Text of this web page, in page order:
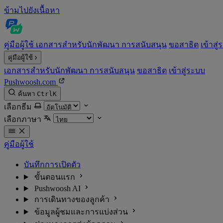
ข้ามไปยังเนื้อหา
คู่มือผู้ใช้ เอกสารสำหรับนักพัฒนา การสนับสนุน ขอสาธิต เข้าสู่
คู่มือผู้ใช้
เอกสารสำหรับนักพัฒนา การสนับสนุน ขอสาธิต เข้าสู่ระบบ
Pushwoosh.com
ค้นหา CtrlK
เลือกธีม
เลือกภาษา
คู่มือผู้ใช้
บันทึกการเปิดตัว
ขั้นตอนแรก
Pushwoosh AI
การเดินทางของลูกค้า
ข้อมูลผู้ชมและการแบ่งส่วน